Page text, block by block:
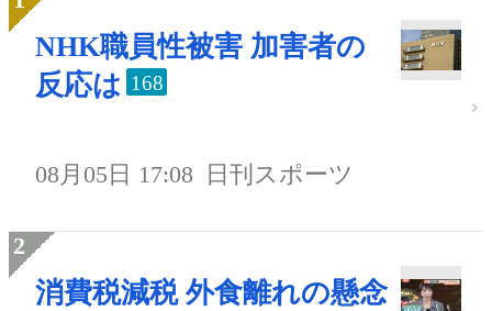
NHK職員性被害 加害者の
反応は 168
08月05日 17:08 日刊スポーツ
消費税減税 外食離れの懸念